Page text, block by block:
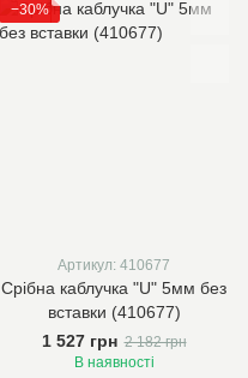
−30%
Артикул: 410677
Срібна каблучка "U" 5мм без
вставки (410677)
1 527 грн 2 182 грн
В наявності